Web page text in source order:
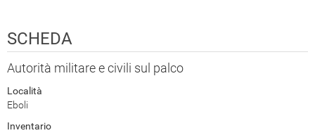
SCHEDA
Autorità militare e civili sul palco
Località
Eboli
Inventario